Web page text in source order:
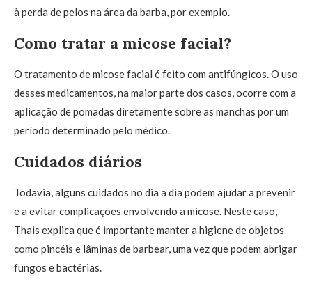
à perda de pelos na área da barba, por exemplo.
Como tratar a micose facial?
O tratamento de micose facial é feito com antifúngicos. O uso
desses medicamentos, na maior parte dos casos, ocorre com a
aplicação de pomadas diretamente sobre as manchas por um
período determinado pelo médico.
Cuidados diários
Todavia, alguns cuidados no dia a dia podem ajudar a prevenir
e a evitar complicações envolvendo a micose. Neste caso,
Thais explica que é importante manter a higiene de objetos
como pincéis e lâminas de barbear, uma vez que podem abrigar
fungos e bactérias.